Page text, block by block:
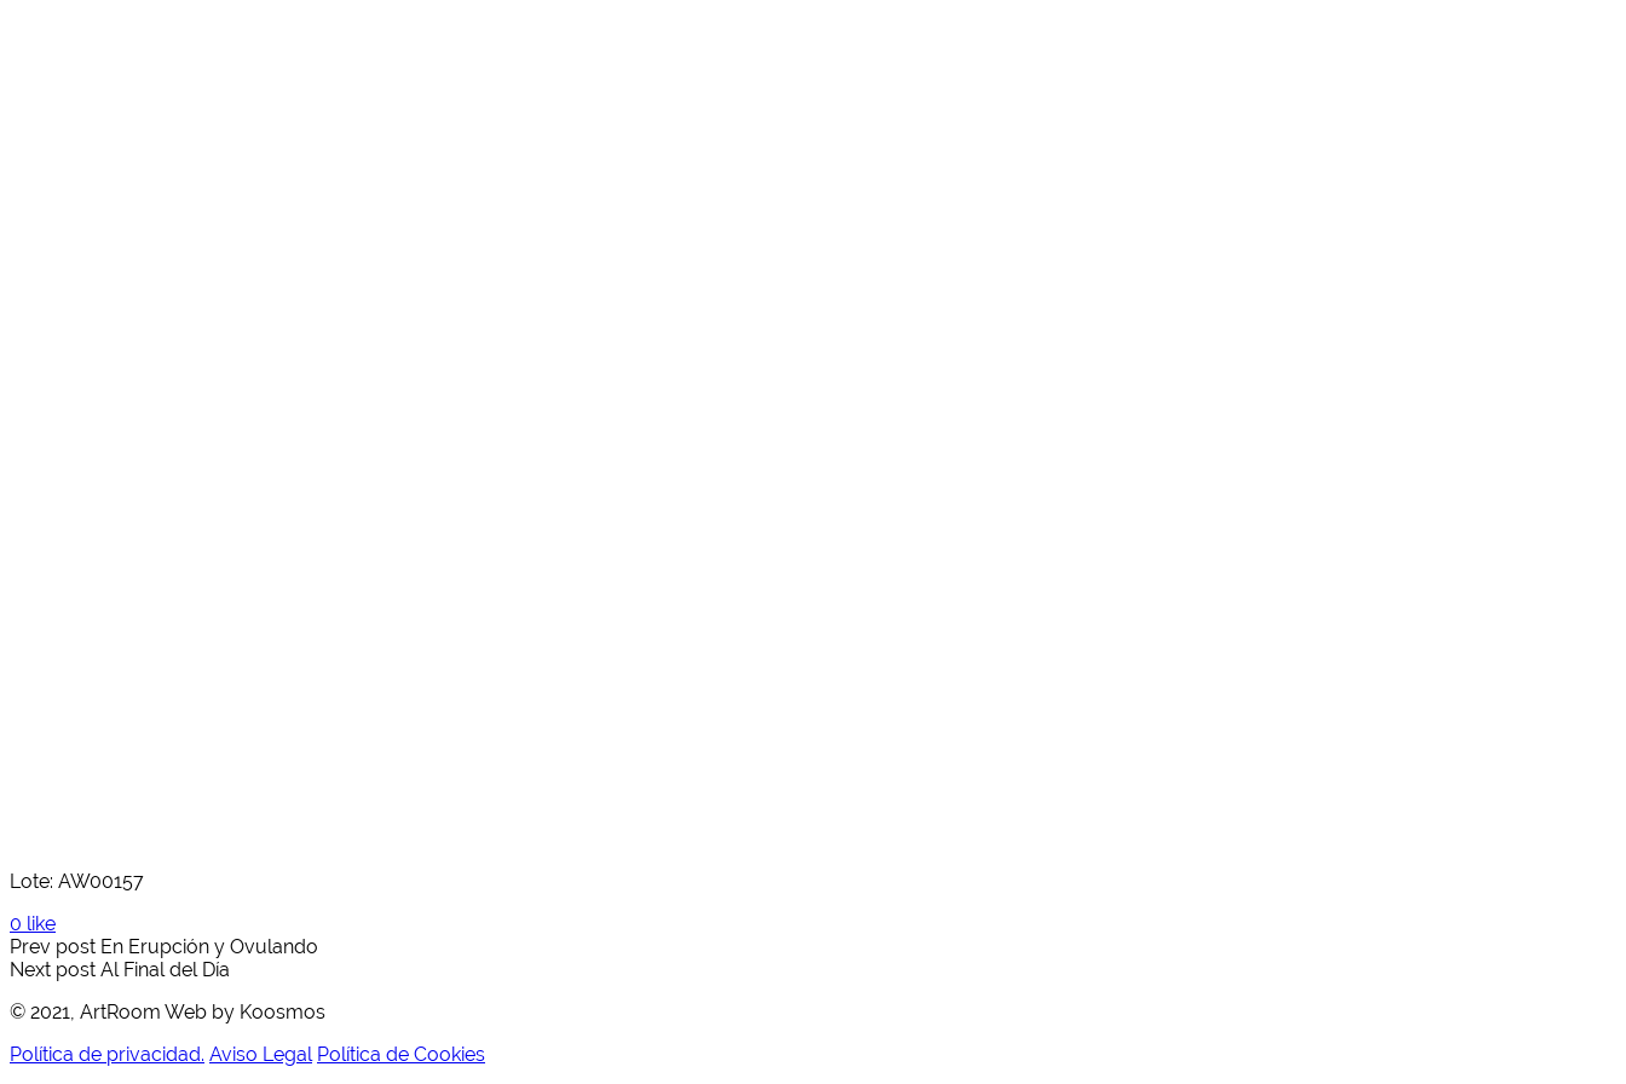
Lote: AW00157
0 like
Prev post En Erupción y Ovulando
Next post Al Final del Día
© 2021, ArtRoom Web by Koosmos
Política de privacidad. Aviso Legal Política de Cookies